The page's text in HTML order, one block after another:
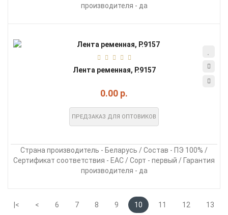
производителя - да
Лента ременная, Р.9157
0.00 р.
ПРЕДЗАКАЗ ДЛЯ ОПТОВИКОВ
Страна производитель - Беларусь / Состав - ПЭ 100% /
Сертификат соответствия - EAC / Сорт - первый / Гарантия
производителя - да
|< < 6 7 8 9 10 11 12
13